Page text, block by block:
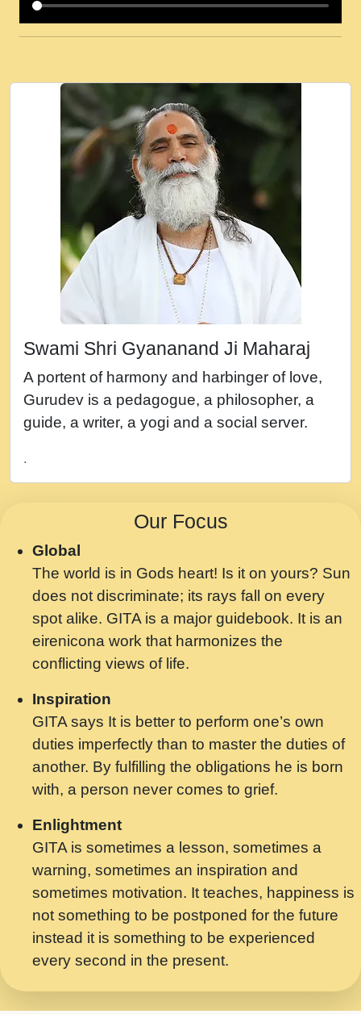
कई पकड क मर हथ र मह वदवन पहच दय! मह जन
Ki - Krishna Bhajan - New Bhajan 2020
#Ishwar Bhakti.mp3
जब से गीता ज्ञान पाया मैं बड़ी मस्ती में हूँ । 2018 -
Rishikesh - Ratan Ji Rasik.mp3
तन हल दल द सनव मड उतत सर रख क, नल रव त
गल लग जव त सर उतत हथ रख द!.mp3
तू कर प्रीतम से प्रीत, यूहीं दिन बीतते जाते हैं ।
2018 - Rishikesh - Swami Gyananand Ji
Maharaj.mp3
न म गवद गपल गद फर, पयर महन न रझद फर! shri
नह भरस रह लडडल... अपन खट करम क !!!! मह दद
सहर चरण क .....mp3
बगड नसब कसन सवर तर बगर Shri ravinandan
shastri ji maharaj.mp3
Chahe Ram Ho Chahe Shyam Ho.mp3
मझ अपन जवन बनन न आय, रठ हर क मनन न आय
Shri ravinandan shastri ji maharaj.mp3
मन अशांत मंत्र जाप - गीता प्रेरणा -Swami
Gyananand Ji Maharaj.mp3
मन बध लय परम वल कगन Special Shyam
Saawariya.mp3
मर गनय न अपरध लडडल शर रध.... Shri
ravinandan shastri ji maharaj.mp3
मेरे मन हरी का ध्यान लगा - भजन भाव - 2018 -
Rishikesh - Swami Gyananand Ji
Maharaj.mp3
यह हसरत तलब ह नकज कमर Yahi Hasraten
Talab Hai Bhav Pravah #bhajan.mp3
लडल ज बल ल क ज न लग Sadhvi Purnima Ji
7.9.2021 जवल नगर दलल #बसर.mp3
सख भ मझ पयर ह दख भ मझ पयर ह!छड म कस दत
Swami Shri Gyananand Ji Maharaj
A portent of harmony and harbinger of love,
Gurudev is a pedagogue, a philosopher, a
guide, a writer, a yogi and a social server.
.
Our Focus
Global
The world is in Gods heart! Is it on yours? Sun
does not discriminate; its rays fall on every
spot alike. GITA is a major guidebook. It is an
eirenicona work that harmonizes the
conflicting views of life.
Inspiration
GITA says It is better to perform one’s own
duties imperfectly than to master the duties of
another. By fulfilling the obligations he is born
with, a person never comes to grief.
Enlightment
GITA is sometimes a lesson, sometimes a
warning, sometimes an inspiration and
sometimes motivation. It teaches, happiness is
not something to be postponed for the future
instead it is something to be experienced
every second in the present.